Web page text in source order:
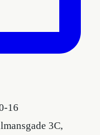
16
3C,